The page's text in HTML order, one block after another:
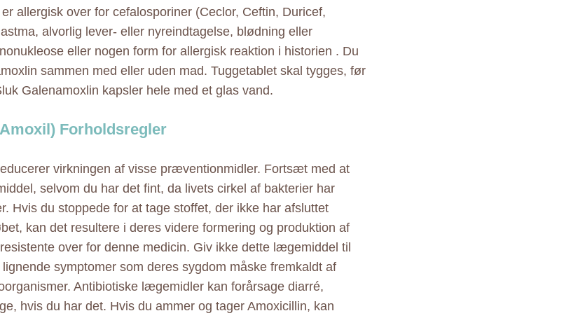
allergisk over for cefalosporiner (Ceclor, Ceftin, Duricef,
alvorlig lever- eller nyreindtagelse, blødning eller
eller nogen form for allergisk reaktion i historien . Du
sammen med eller uden mad. Tuggetablet skal tygges, før
Galenamoxlin kapsler hele med et glas vand.
Forholdsregler
virkningen af visse præventionmidler. Fortsæt med at
selvom du har det fint, da livets cirkel af bakterier har
Hvis du stoppede for at tage stoffet, der ikke har afsluttet
kan det resultere i deres videre formering og produktion af
over for denne medicin. Giv ikke dette lægemiddel til
symptomer som deres sygdom måske fremkaldt af
Antibiotiske lægemidler kan forårsage diarré,
hvis du har det. Hvis du ammer og tager Amoxicillin, kan